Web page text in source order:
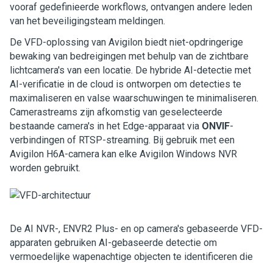
vooraf gedefinieerde workflows, ontvangen andere leden
van het beveiligingsteam meldingen.
De VFD-oplossing van Avigilon biedt niet-opdringerige
bewaking van bedreigingen met behulp van de zichtbare
lichtcamera's van een locatie. De hybride AI-detectie met
AI-verificatie in de cloud is ontworpen om detecties te
maximaliseren en valse waarschuwingen te minimaliseren.
Camerastreams zijn afkomstig van geselecteerde
bestaande camera's in het Edge-apparaat via ONVIF-
verbindingen of RTSP-streaming. Bij gebruik met een
Avigilon H6A-camera kan elke Avigilon Windows NVR
worden gebruikt.
De AI NVR-, ENVR2 Plus- en op camera's gebaseerde VFD-
apparaten gebruiken AI-gebaseerde detectie om
vermoedelijke wapenachtige objecten te identificeren die